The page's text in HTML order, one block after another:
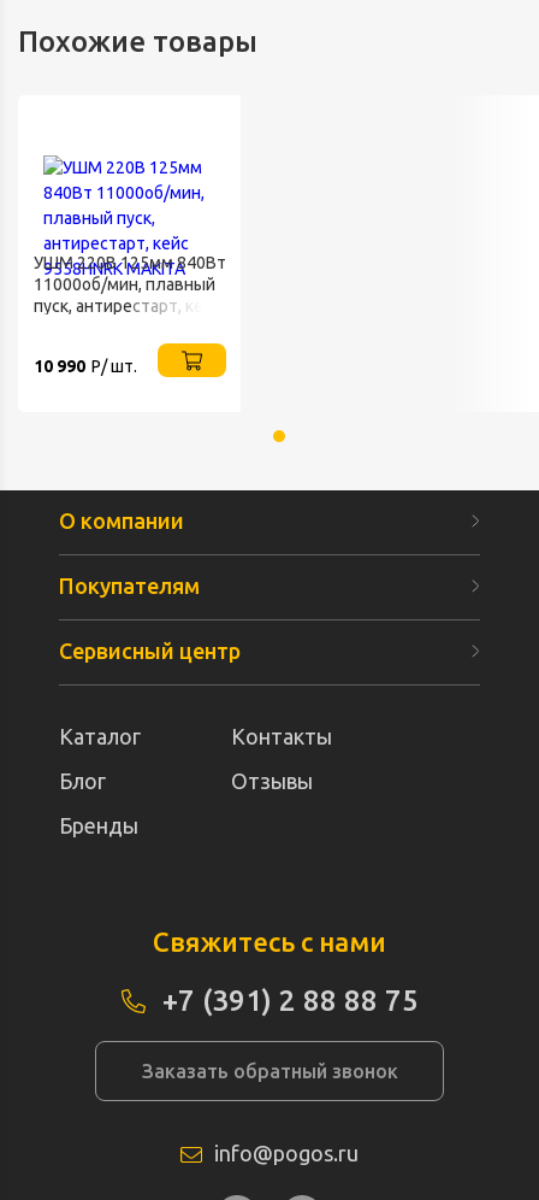
Похожие товары
УШМ 220В 125мм 840Вт
11000об/мин, плавный
пуск, антирестарт, кейс
10 990 Р/ шт.
О компании
Покупателям
Сервисный центр
Каталог
Контакты
Блог
Отзывы
Бренды
Свяжитесь с нами
+7 (391) 2 88 88 75
Заказать обратный звонок
info@pogos.ru